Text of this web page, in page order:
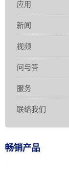
应用
新闻
视频
问与答
服务
联络我们
畅销产品